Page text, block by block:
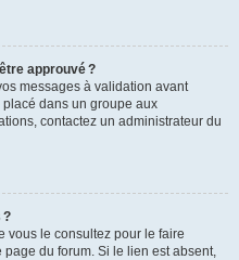
approuvé ?
messages à validation avant
dans un groupe aux
contactez un administrateur du
?
vous le consultez pour le faire
du forum. Si le lien est absent,